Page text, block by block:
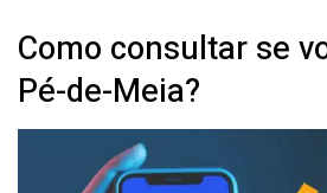
Como consultar se
Pé-de-Meia?